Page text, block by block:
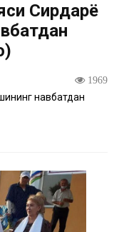
Сирдарё
1969
навбатдан